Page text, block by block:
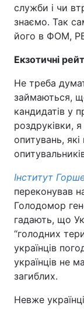
служби і чи
знаємо. Так
його в ФОМ,
Екзотичні
Не треба
займаються,
кандидатів у
роздруківки,
опитувань,
Інститут
переконував
Голодомор
гадають, що
“голодних
українців
українців не
загиблих.
Невже